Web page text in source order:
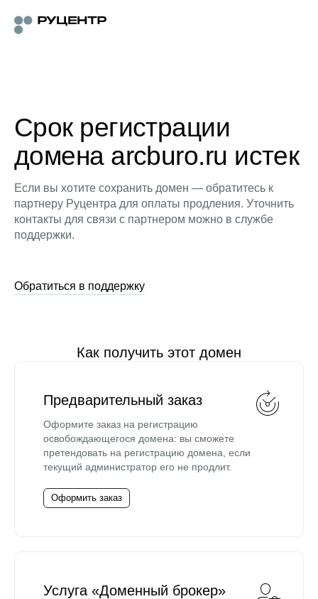
Срок регистрации
домена arcburo.ru истек
Если вы хотите сохранить домен — обратитесь к
партнеру Руцентра для оплаты продления. Уточнить
контакты для связи с партнером можно в службе
поддержки.
Обратиться в поддержку
Как получить этот домен
Предварительный заказ
Оформите заказ на регистрацию
освобождающегося домена: вы сможете
претендовать на регистрацию домена, если
текущий администратор его не продлит.
Оформить заказ
Услуга «Доменный брокер»